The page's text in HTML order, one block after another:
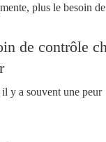
plus le besoin
de contrôle
y a souvent une peur